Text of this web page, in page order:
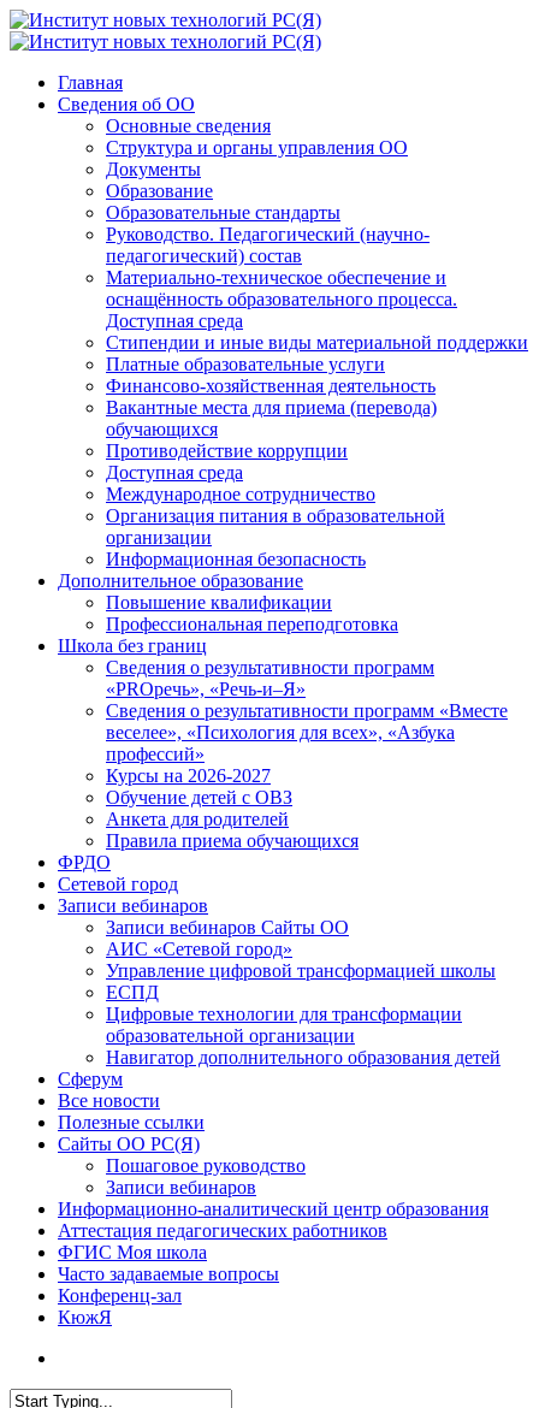
Главная
Сведения об ОО
Основные сведения
Структура и органы управления ОО
Документы
Образование
Образовательные стандарты
Руководство. Педагогический (научно-
педагогический) состав
Материально-техническое обеспечение и
оснащённость образовательного процесса.
Доступная среда
Стипендии и иные виды материальной поддержки
Платные образовательные услуги
Финансово-хозяйственная деятельность
Вакантные места для приема (перевода)
обучающихся
Противодействие коррупции
Доступная среда
Международное сотрудничество
Организация питания в образовательной
организации
Информационная безопасность
Дополнительное образование
Повышение квалификации
Профессиональная переподготовка
Школа без границ
Сведения о результативности программ
«PROречь», «Речь-и–Я»
Сведения о результативности программ «Вместе
веселее», «Психология для всех», «Азбука
профессий»
Курсы на 2026-2027
Обучение детей с ОВЗ
Анкета для родителей
Правила приема обучающихся
ФРДО
Сетевой город
Записи вебинаров
Записи вебинаров Сайты ОО
АИС «Сетевой город»
Управление цифровой трансформацией школы
ЕСПД
Цифровые технологии для трансформации
образовательной организации
Навигатор дополнительного образования детей
Сферум
Все новости
Полезные ссылки
Сайты ОО РС(Я)
Пошаговое руководство
Записи вебинаров
Информационно-аналитический центр образования
Аттестация педагогических работников
ФГИС Моя школа
Часто задаваемые вопросы
Конференц-зал
КюжЯ